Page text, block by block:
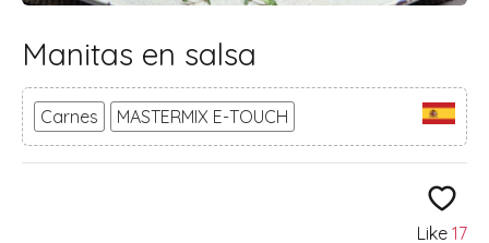
Manitas en salsa
Carnes MASTERMIX E-TOUCH
Like 17